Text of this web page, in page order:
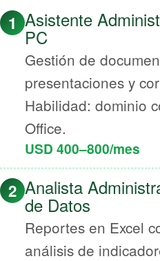
1 Asistente
PC
Gestión de
presentaciones y
Habilidad: dominio
Office.
USD 400–800/mes
2 Analista
de Datos
Reportes en Excel
análisis de